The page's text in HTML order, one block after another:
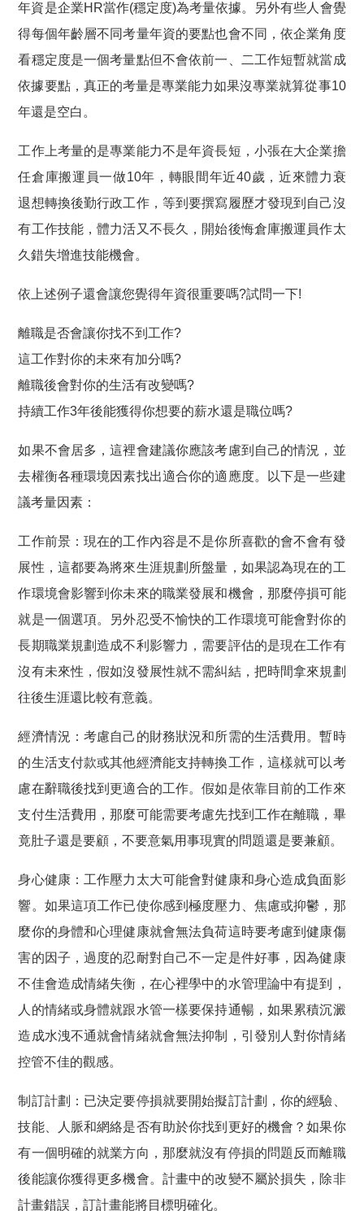
年資是企業HR當作(穩定度)為考量依據。另外有些人會覺
得每個年齡層不同考量年資的要點也會不同，依企業角度
看穩定度是一個考量點但不會依前一、二工作短暫就當成
依據要點，真正的考量是專業能力如果沒專業就算從事10
年還是空白。
工作上考量的是專業能力不是年資長短，小張在大企業擔
任倉庫搬運員一做10年，轉眼間年近40歲，近來體力衰
退想轉換後勤行政工作，等到要撰寫履歷才發現到自己沒
有工作技能，體力活又不長久，開始後悔倉庫搬運員作太
久錯失增進技能機會。
依上述例子還會讓您覺得年資很重要嗎?試問一下!
離職是否會讓你找不到工作?
這工作對你的未來有加分嗎?
離職後會對你的生活有改變嗎?
持續工作3年後能獲得你想要的薪水還是職位嗎?
如果不會居多，這裡會建議你應該考慮到自己的情況，並
去權衡各種環境因素找出適合你的適應度。以下是一些建
議考量因素：
工作前景：現在的工作內容是不是你所喜歡的會不會有發
展性，這都要為將來生涯規劃所盤量，如果認為現在的工
作環境會影響到你未來的職業發展和機會，那麼停損可能
就是一個選項。另外忍受不愉快的工作環境可能會對你的
長期職業規劃造成不利影響力，需要評估的是現在工作有
沒有未來性，假如沒發展性就不需糾結，把時間拿來規劃
往後生涯還比較有意義。
經濟情況：考慮自己的財務狀況和所需的生活費用。暫時
的生活支付款或其他經濟能支持轉換工作，這樣就可以考
慮在辭職後找到更適合的工作。假如是依靠目前的工作來
支付生活費用，那麼可能需要考慮先找到工作在離職，畢
竟肚子還是要顧，不要意氣用事現實的問題還是要兼顧。
身心健康：工作壓力太大可能會對健康和身心造成負面影
響。如果這項工作已使你感到極度壓力、焦慮或抑鬱，那
麼你的身體和心理健康就會無法負荷這時要考慮到健康傷
害的因子，過度的忍耐對自己不一定是件好事，因為健康
不佳會造成情緒失衡，在心裡學中的水管理論中有提到，
人的情緒或身體就跟水管一樣要保持通暢，如果累積沉澱
造成水洩不通就會情緒就會無法抑制，引發別人對你情緒
控管不佳的觀感。
制訂計劃：已決定要停損就要開始擬訂計劃，你的經驗、
技能、人脈和網絡是否有助於你找到更好的機會？如果你
有一個明確的就業方向，那麼就沒有停損的問題反而離職
後能讓你獲得更多機會。計畫中的改變不屬於損失，除非
計畫錯誤，訂計畫能將目標明確化。